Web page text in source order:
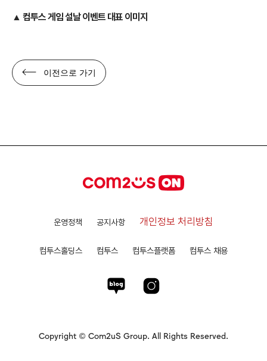
▲ 컴투스 게임 설날 이벤트 대표 이미지
이전으로 가기
운영정책 공지사항 개인정보 처리방침
컴투스홀딩스 컴투스 컴투스플랫폼 컴투스 채용
Copyright © Com2uS Group. All Rights Reserved.